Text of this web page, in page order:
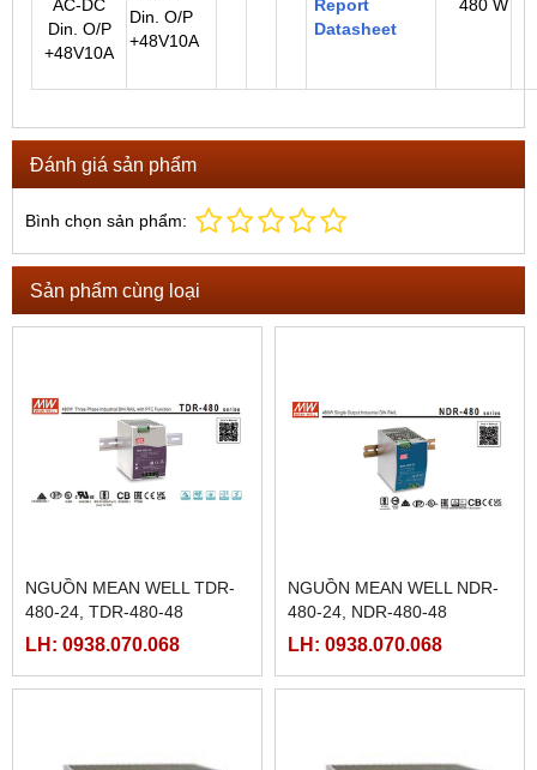
Din. O/P
+48V10A
Report
Datasheet
480 W
Đánh giá sản phẩm
Bình chọn sản phẩm:
Sản phẩm cùng loại
NGUỒN MEAN WELL TDR-
480-24, TDR-480-48
LH: 0938.070.068
NGUỒN MEAN WELL NDR-
480-24, NDR-480-48
LH: 0938.070.068